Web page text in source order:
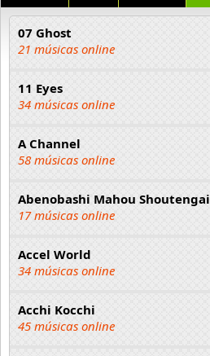
07 Ghost
21 músicas online
11 Eyes
34 músicas online
A Channel
58 músicas online
Abenobashi Mahou Shoutengai
17 músicas online
Accel World
34 músicas online
Acchi Kocchi
45 músicas online